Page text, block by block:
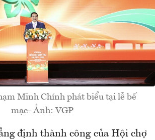
Minh Chính phát biểu tại lễ bế
mạc- Ảnh: VGP
định thành công của Hội chợ